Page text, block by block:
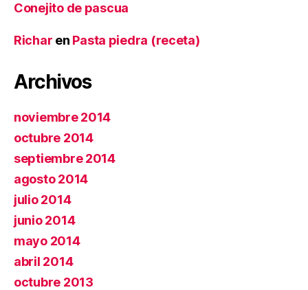
Conejito de pascua
Richar en Pasta piedra (receta)
Archivos
noviembre 2014
octubre 2014
septiembre 2014
agosto 2014
julio 2014
junio 2014
mayo 2014
abril 2014
octubre 2013